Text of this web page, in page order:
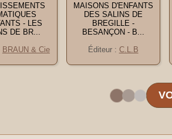
- LES
DE BR...
BRAUN & Cie
MAISONS D'ENFANTS
DES SALINS DE
BREGILLE -
BESANÇON - B...
Éditeur : C.L.B